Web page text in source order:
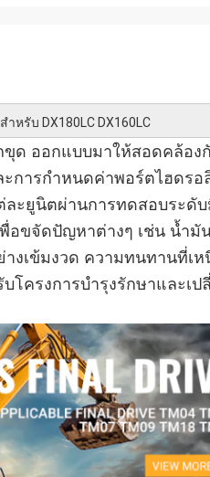
หรับ DX180LC DX160LC
ด ออกแบบมาให้สอดคล้อง
การกำหนดค่าพอร์ตไฮดรอ
ะยูนิตผ่านการทดสอบระดับ
ขจัดปัญหาต่างๆ เช่น น้ำมั
งเข้มงวด ความทนทานที่เห
ครงการบำรุงรักษาและเป